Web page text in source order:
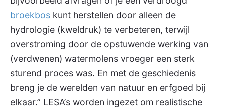
broekbos kunt herstellen door alleen de
hydrologie (kweldruk) te verbeteren, terwijl
overstroming door de opstuwende werking van
(verdwenen) watermolens vroeger een sterk
sturend proces was. En met de geschiedenis
breng je de werelden van natuur en erfgoed bij
elkaar.” LESA’s worden ingezet om realistische